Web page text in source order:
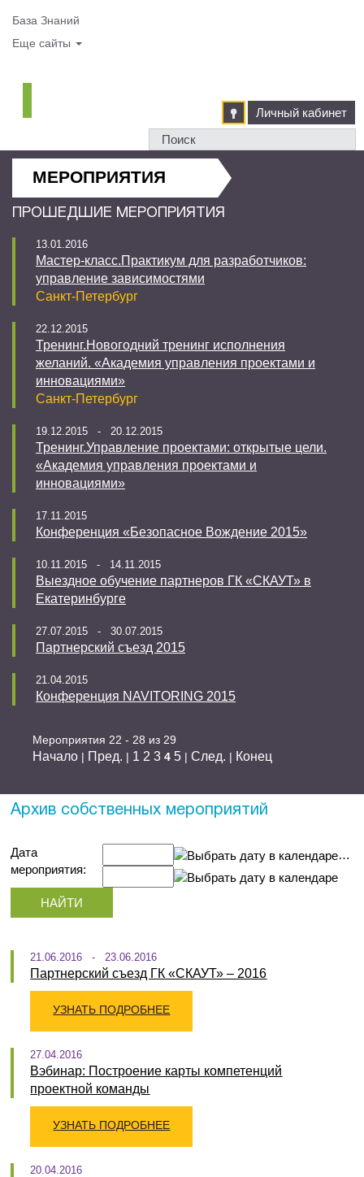
База Знаний
Еще сайты
Личный кабинет
МЕРОПРИЯТИЯ
ПРОШЕДШИЕ МЕРОПРИЯТИЯ
13.01.2016
Мастер-класс.Практикум для разработчиков:
управление зависимостями
Санкт-Петербург
22.12.2015
Тренинг.Новогодний тренинг исполнения
желаний. «Академия управления проектами и
инновациями»
Санкт-Петербург
19.12.2015 - 20.12.2015
Тренинг.Управление проектами: открытые цели.
«Академия управления проектами и
инновациями»
17.11.2015
Конференция «Безопасное Вождение 2015»
10.11.2015 - 14.11.2015
Выездное обучение партнеров ГК «СКАУТ» в
Екатеринбурге
27.07.2015 - 30.07.2015
Партнерский съезд 2015
21.04.2015
Конференция NAVITORING 2015
Мероприятия 22 - 28 из 29
Начало | Пред. | 1 2 3 4 5 | След. | Конец
Архив собственных мероприятий
Дата
мероприятия:
…
21.06.2016 - 23.06.2016
Партнерский съезд ГК «СКАУТ» – 2016
УЗНАТЬ ПОДРОБНЕЕ
27.04.2016
Вэбинар: Построение карты компетенций
проектной команды
УЗНАТЬ ПОДРОБНЕЕ
20.04.2016